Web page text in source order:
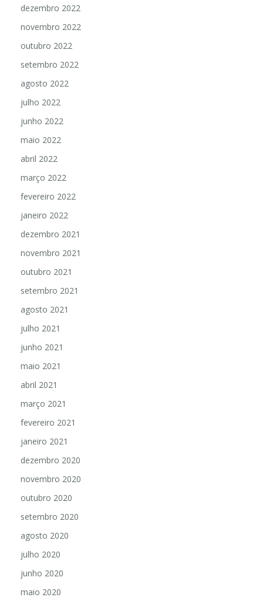
dezembro 2022
novembro 2022
outubro 2022
setembro 2022
agosto 2022
julho 2022
junho 2022
maio 2022
abril 2022
março 2022
fevereiro 2022
janeiro 2022
dezembro 2021
novembro 2021
outubro 2021
setembro 2021
agosto 2021
julho 2021
junho 2021
maio 2021
abril 2021
março 2021
fevereiro 2021
janeiro 2021
dezembro 2020
novembro 2020
outubro 2020
setembro 2020
agosto 2020
julho 2020
junho 2020
maio 2020